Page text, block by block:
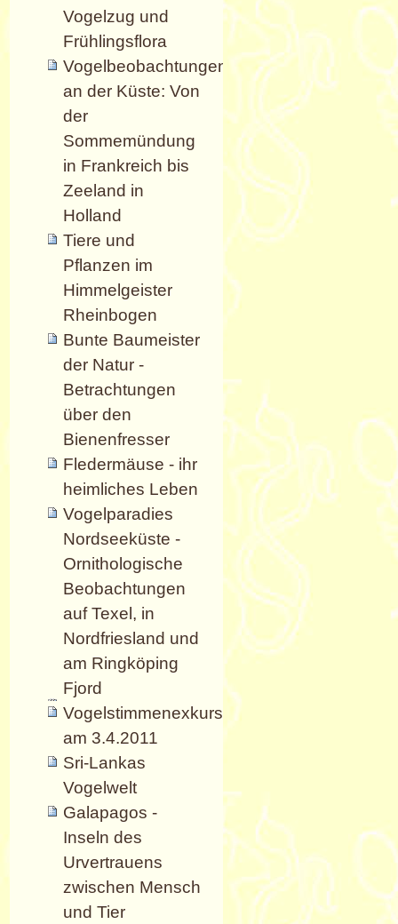
Vogelzug und
Frühlingsflora
Vogelbeobachtungen
an der Küste: Von
der
Sommemündung
in Frankreich bis
Zeeland in
Holland
Tiere und
Pflanzen im
Himmelgeister
Rheinbogen
Bunte Baumeister
der Natur -
Betrachtungen
über den
Bienenfresser
Fledermäuse - ihr
heimliches Leben
Vogelparadies
Nordseeküste -
Ornithologische
Beobachtungen
auf Texel, in
Nordfriesland und
am Ringköping
Fjord
Vogelstimmenexkursion
am 3.4.2011
Sri-Lankas
Vogelwelt
Galapagos -
Inseln des
Urvertrauens
zwischen Mensch
und Tier